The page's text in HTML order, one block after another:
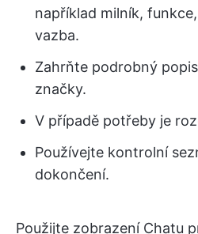
například milník,
vazba.
Zahrňte podrobný
značky.
V případě potřeby je
Používejte kontrolní
dokončení.
Použijte zobrazení Chatu